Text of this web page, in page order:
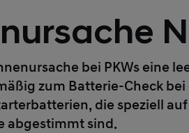
bei PKWs eine
zum Batterie-Check
die speziell
abgestimmt sind.